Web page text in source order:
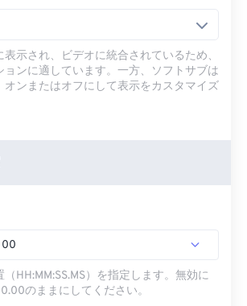
示され、ビデオに統合されているため、
ョンに適しています。一方、ソフトサブは
オンまたはオフにして表示をカスタマイズ
00
（HH:MM:SS.MS）を指定します。無効に
のままにしてください。